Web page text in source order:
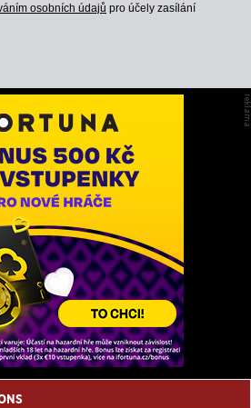
osobních údajů pro účely zasílání